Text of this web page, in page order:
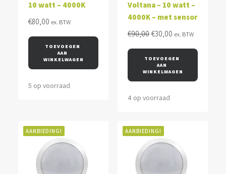
10 watt – 4000K
€80,00 ex. BTW
TOEVOEGEN
AAN
WINKELWAGEN
5 op voorraad
Voltana – 10 watt –
4000K – met sensor
€90,00 Oorspronkelijke
was:
€90,00.
€30,00 Huidige
is:
€30,00.
ex. BTW
TOEVOEGEN
AAN
WINKELWAGEN
4 op voorraad
AANBIEDING! AANBIEDING!